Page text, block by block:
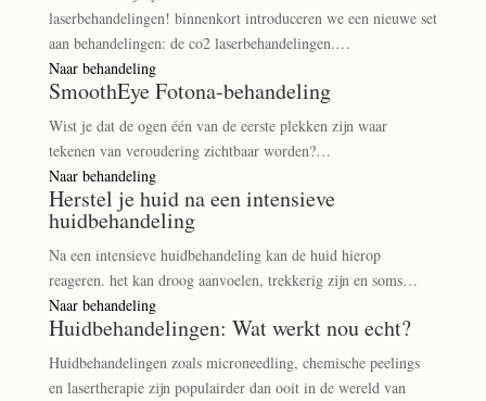
laserbehandelingen! binnenkort introduceren we een nieuwe set
aan behandelingen: de co2 laserbehandelingen.…
Naar behandeling
SmoothEye Fotona-behandeling
Wist je dat de ogen één van de eerste plekken zijn waar
tekenen van veroudering zichtbaar worden?…
Naar behandeling
Herstel je huid na een intensieve
huidbehandeling
Na een intensieve huidbehandeling kan de huid hierop
reageren. het kan droog aanvoelen, trekkerig zijn en soms…
Naar behandeling
Huidbehandelingen: Wat werkt nou echt?
Huidbehandelingen zoals microneedling, chemische peelings
en lasertherapie zijn populairder dan ooit in de wereld van